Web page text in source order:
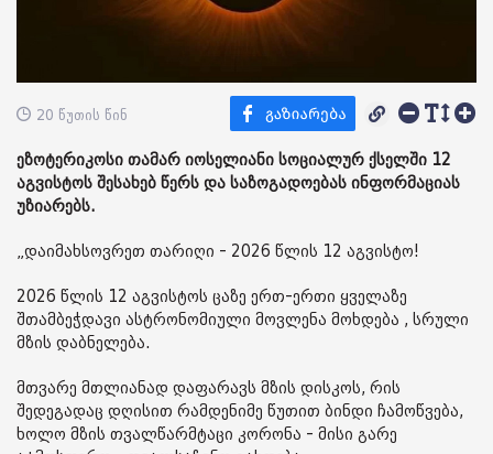
20 წუთის წინ
ეზოტერიკოსი თამარ იოსელიანი სოციალურ ქსელში 12
აგვისტოს შესახებ წერს და საზოგადოებას ინფორმაციას
უზიარებს.
„დაიმახსოვრეთ თარიღი - 2026 წლის 12 აგვისტო!
2026 წლის 12 აგვისტოს ცაზე ერთ-ერთი ყველაზე
შთამბეჭდავი ასტრონომიული მოვლენა მოხდება , სრული
მზის დაბნელება.
მთვარე მთლიანად დაფარავს მზის დისკოს, რის
შედეგადაც დღისით რამდენიმე წუთით ბინდი ჩამოწვება,
ხოლო მზის თვალწარმტაცი კორონა - მისი გარე